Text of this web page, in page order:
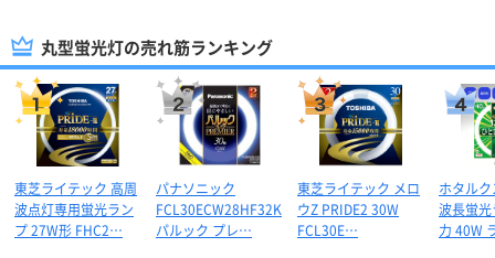
丸型蛍光灯の売れ筋ランキング
東芝ライテック 高周
波点灯専用蛍光ラン
プ 27W形 FHC2…
パナソニック
FCL30ECW28HF32K
パルック プレ…
東芝ライテック メロ
ウZ PRIDE2 30W
FCL30E…
ホタル
波長蛍
力 40W